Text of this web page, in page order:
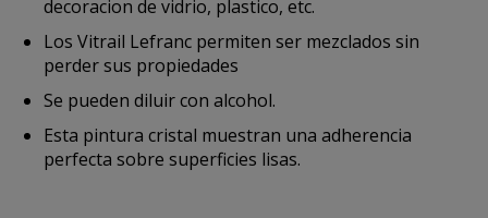
decoracion de vidrio, plastico, etc.
Los Vitrail Lefranc permiten ser mezclados sin
perder sus propiedades
Se pueden diluir con alcohol.
Esta pintura cristal muestran una adherencia
perfecta sobre superficies lisas.